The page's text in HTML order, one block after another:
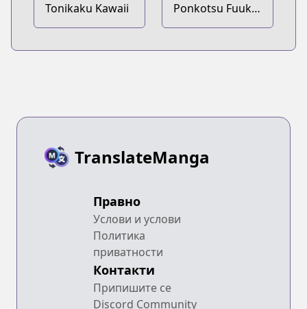
Tonikaku Kawaii
Ponkotsu Fuuki
Iin to Skirt-take
TranslateManga
Правно
Услови и услови
Политика
приватности
Контакти
Припишите се
Discord Community